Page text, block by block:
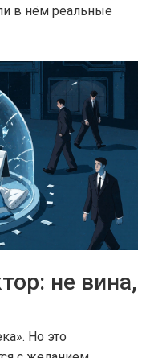
в нём реальные
не вина,
Но это